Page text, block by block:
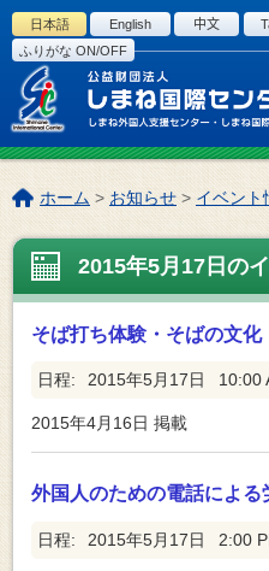
このページの本文へ
日本語 English 中文
ふりがな ON/OFF
こ
の
ペ
ジ
ホーム> お知らせ> イベント
2015年5月17日の
そば打ち体験・そばの文化
日程: 2015年5月17日 10:00
2015年4月16日 掲載
外国人のための電話による
日程: 2015年5月17日 2:00